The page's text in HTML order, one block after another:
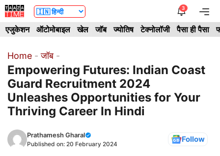
Skip
to
content
3
एजुकेशन ऑटोमोबाइल खेल जॉब ज्योतिष टेक्नोलॉजी पैसा ही पैसा
Home -जॉब -
Empowering Futures: Indian Coast
Guard Recruitment 2024
Unleashes Opportunities for Your
Thriving Career In Hindi
Prathamesh Gharal
Published on: 20 February 2024 Follow